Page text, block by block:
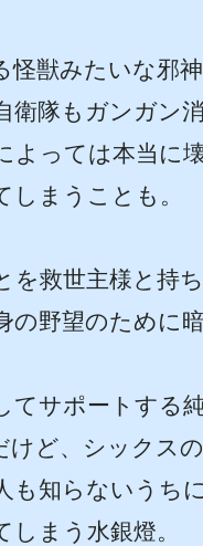
怪獣みたいな邪
衛隊もガンガン消
よっては本当に
しまうことも。
を救世主様と持
の野望のために
てサポートする
けど、シックス
も知らないうち
しまう水銀燈。